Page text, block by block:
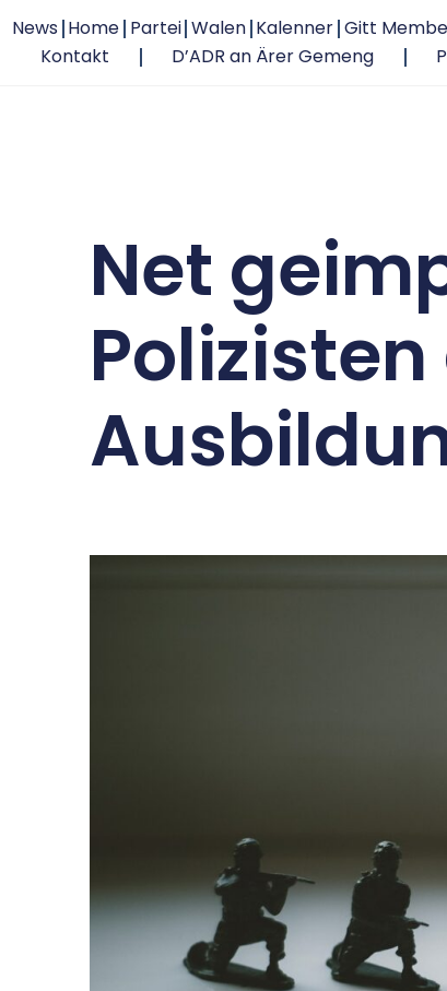
News Home Partei Walen Kalenner Gitt
Kontakt
D’ADR an Ärer Gemeng
Net